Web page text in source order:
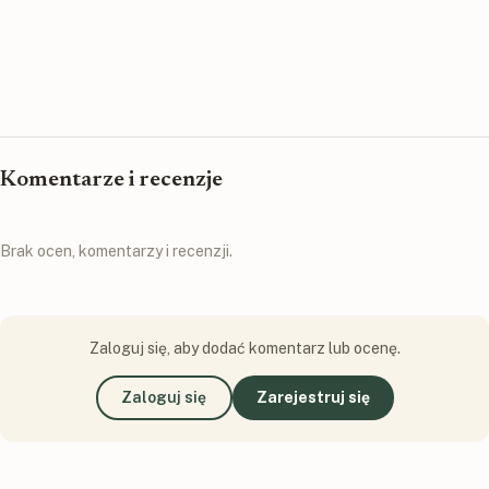
Komentarze i recenzje
Brak ocen, komentarzy i recenzji.
Zaloguj się, aby dodać komentarz lub ocenę.
Zaloguj się Zarejestruj się